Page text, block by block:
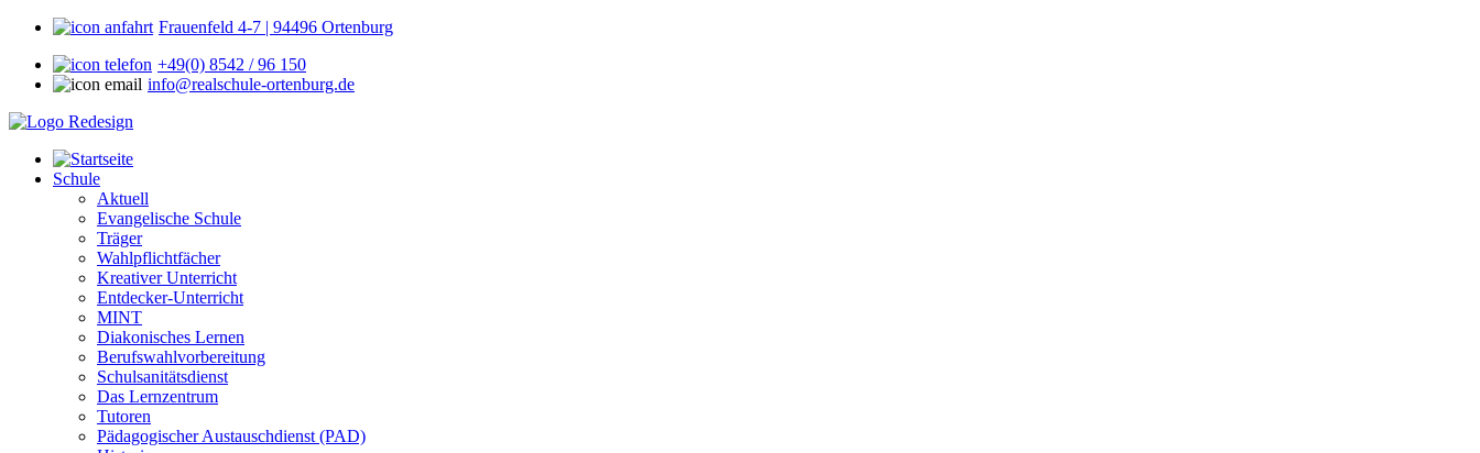
Frauenfeld 4-7 | 94496 Ortenburg
+49(0) 8542 / 96 150
info@realschule-ortenburg.de
Schule
Aktuell
Evangelische Schule
Träger
Wahlpflichtfächer
Kreativer Unterricht
Entdecker-Unterricht
MINT
Diakonisches Lernen
Berufswahlvorbereitung
Schulsanitätsdienst
Das Lernzentrum
Tutoren
Pädagogischer Austauschdienst (PAD)